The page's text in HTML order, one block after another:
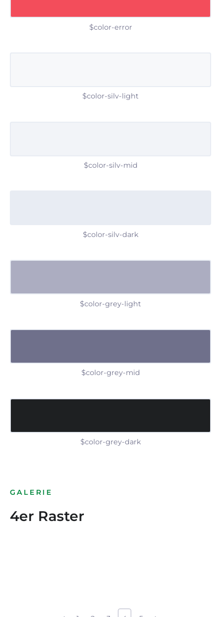
$color-error
$color-silv-light
$color-silv-mid
$color-silv-dark
$color-grey-light
$color-grey-mid
$color-grey-dark
GALERIE
4er Raster